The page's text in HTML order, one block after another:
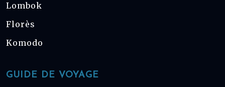
Lombok
Florès
Komodo
GUIDE DE VOYAGE